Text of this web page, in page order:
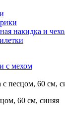
накидка и
с мехом
песцом, 60 см,
60 см, синяя